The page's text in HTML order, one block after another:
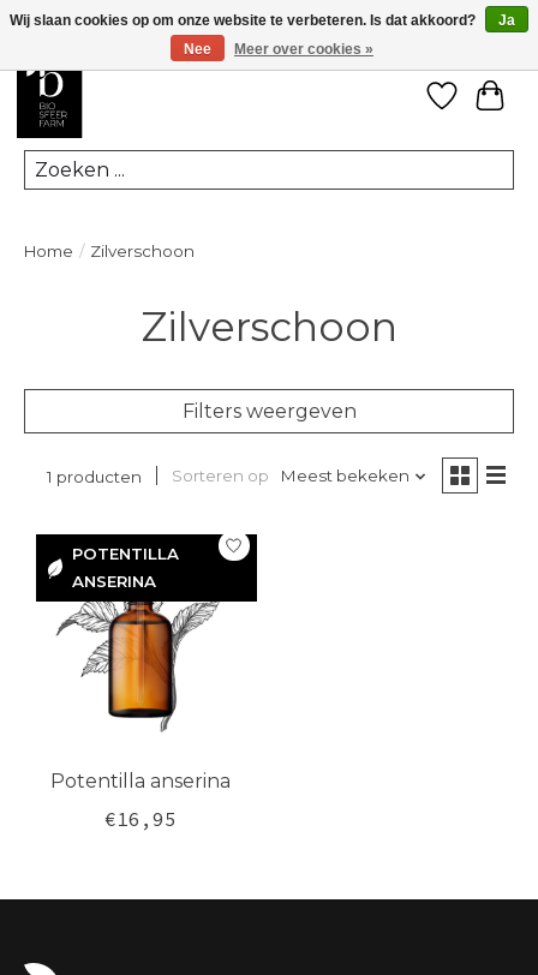
Zoeken
Home / Zilverschoon
Zilverschoon
Filters weergeven
1 producten Sorteren op Meest bekeken
POTENTILLA
ANSERINA
POTENTILLA
ANSERINA
Potentilla anserina
€16,95
Wij slaan cookies op om onze website te verbeteren. Is dat akkoord?
Ja
Nee
Meer over cookies »